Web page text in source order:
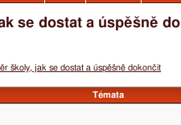
se dostat a úspěšně
školy, jak se dostat a úspěšně dokončit
Témata